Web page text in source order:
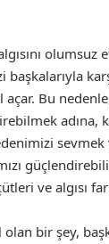
Bu
adına,
ve algısı
bir şey,